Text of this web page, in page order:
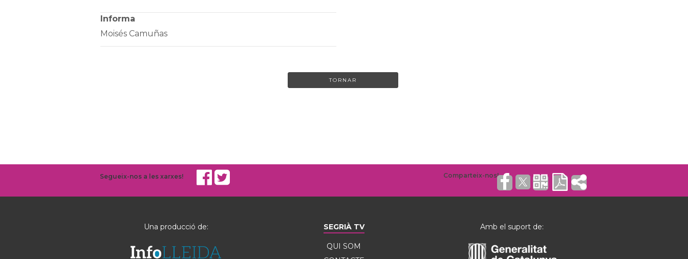
Informa
Moisés Camuñas
TORNAR
Segueix-nos a les xarxes!
Una producció de: SEGRIÀ TV
QUI SOM
Amb el suport de: